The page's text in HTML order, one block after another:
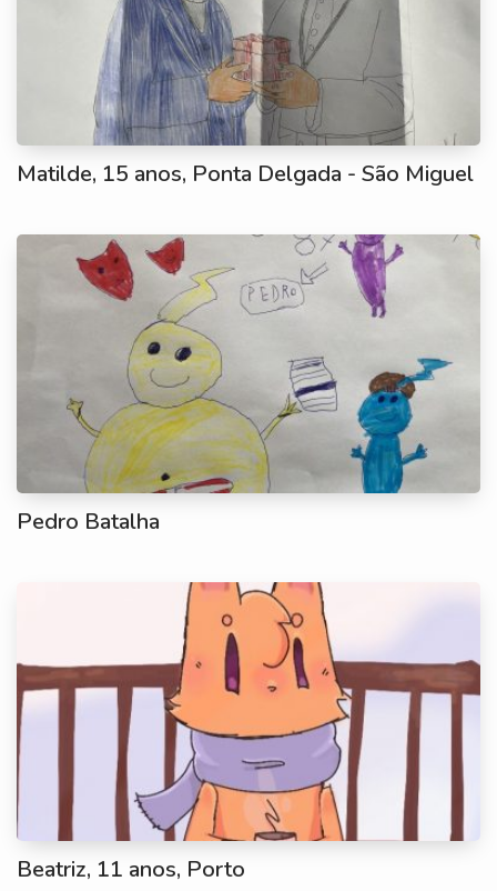
Matilde, 15 anos, Ponta Delgada - São Miguel
Pedro Batalha
Beatriz, 11 anos, Porto